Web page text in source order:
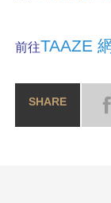
前往TAAZE
SHARE